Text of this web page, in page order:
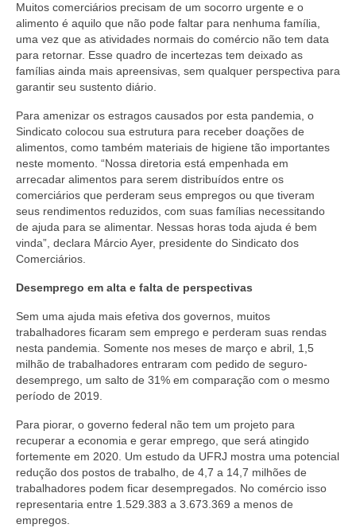
Acordo de Feriado para Empresas
CIPA
BENEFÍCIOS
Sede social
Colônia de férias
Refeitórios
Convênios
Dependentes
Benefício Social Familiar
FIQUE POR DENTRO
Notícias
Vídeos
Editais
Links Úteis
Perguntas frequentes
Muitos comerciários precisam de um socorro urgente e o
alimento é aquilo que não pode faltar para nenhuma família,
uma vez que as atividades normais do comércio não tem data
para retornar. Esse quadro de incertezas tem deixado as
famílias ainda mais apreensivas, sem qualquer perspectiva para
garantir seu sustento diário.
Para amenizar os estragos causados por esta pandemia, o
Sindicato colocou sua estrutura para receber doações de
alimentos, como também materiais de higiene tão importantes
neste momento. “Nossa diretoria está empenhada em
arrecadar alimentos para serem distribuídos entre os
comerciários que perderam seus empregos ou que tiveram
seus rendimentos reduzidos, com suas famílias necessitando
de ajuda para se alimentar. Nessas horas toda ajuda é bem
vinda”, declara Márcio Ayer, presidente do Sindicato dos
Comerciários.
Desemprego em alta e falta de perspectivas
Sem uma ajuda mais efetiva dos governos, muitos
trabalhadores ficaram sem emprego e perderam suas rendas
nesta pandemia. Somente nos meses de março e abril, 1,5
milhão de trabalhadores entraram com pedido de seguro-
desemprego, um salto de 31% em comparação com o mesmo
período de 2019.
Para piorar, o governo federal não tem um projeto para
recuperar a economia e gerar emprego, que será atingido
fortemente em 2020. Um estudo da UFRJ mostra uma potencial
redução dos postos de trabalho, de 4,7 a 14,7 milhões de
trabalhadores podem ficar desempregados. No comércio isso
representaria entre 1.529.383 a 3.673.369 a menos de
empregos.